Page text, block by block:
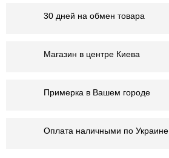
30 дней на обмен товара
Магазин в центре Киева
Примерка в Вашем городе
Оплата наличными по Украине